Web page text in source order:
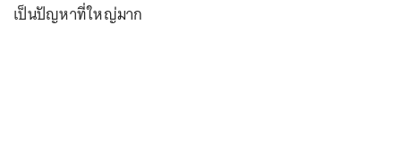
เป็นปัญหาที่ใหญ่มาก